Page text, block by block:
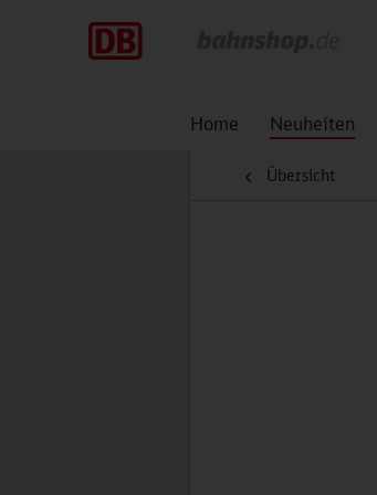
Home Neuheiten
Übersicht